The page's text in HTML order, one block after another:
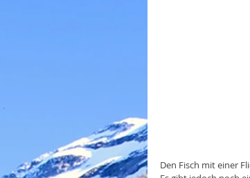
Den Fisch mit einer